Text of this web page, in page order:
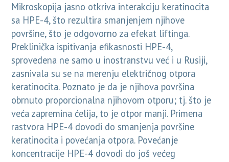
Mikroskopija jasno otkriva interakciju keratinocita
sa HPE-4, što rezultira smanjenjem njihove
površine, što je odgovorno za efekat liftinga.
Preklinička ispitivanja efikasnosti HPE-4,
sprovedena ne samo u inostranstvu već i u Rusiji,
zasnivala su se na merenju električnog otpora
keratinocita. Poznato je da je njihova površina
obrnuto proporcionalna njihovom otporu; tj. što je
veća zapremina ćelija, to je otpor manji. Primena
rastvora HPE-4 dovodi do smanjenja površine
keratinocita i povećanja otpora. Povećanje
koncentracije HPE-4 dovodi do još većeg